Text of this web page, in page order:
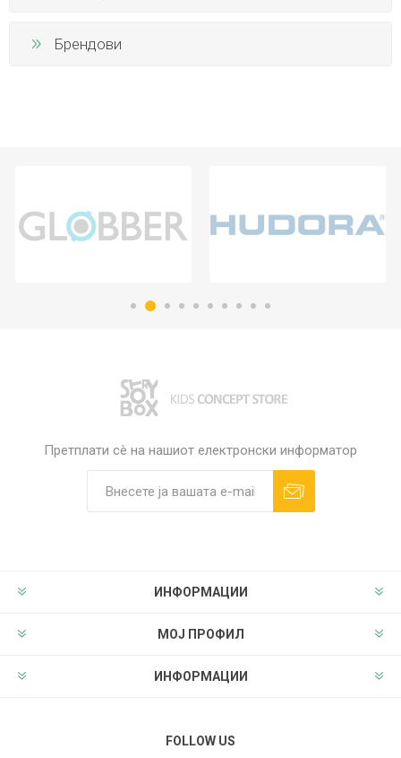
Брендови
Претплати сè на нашиот електронски информатор
ИНФОРМАЦИИ
МОЈ ПРОФИЛ
ИНФОРМАЦИИ
FOLLOW US